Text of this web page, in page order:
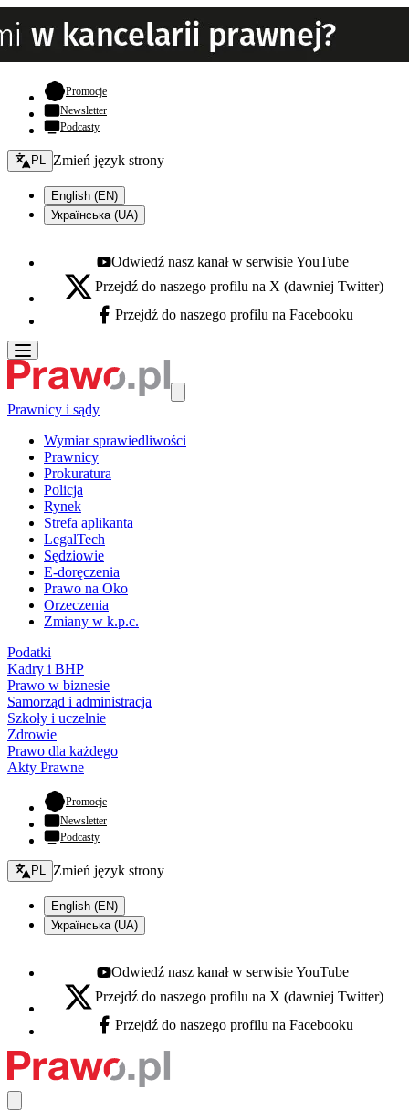
Promocje- otwiera się w nowej karcie
Newsletter
Podcasty
Zmień język - bieżący:
PL Zmień język strony
English (EN)
Українська (UA)
Youtube - otwiera się w nowej karcie
Odwiedź nasz kanał w serwisie YouTube
X - otwiera się w nowej karcie
Przejdź do naszego profilu na X (dawniej Twitter)
Facebook - otwiera się w nowej karcie
Przejdź do naszego profilu na Facebooku
Prawnicy i sądy
Wymiar sprawiedliwości
Prawnicy
Prokuratura
Policja
Rynek
Strefa aplikanta
LegalTech
Sędziowie
E-doręczenia
Prawo na Oko
Orzeczenia
Zmiany w k.p.c.
Podatki
Kadry i BHP
Prawo w biznesie
Samorząd i administracja
Szkoły i uczelnie
Zdrowie
Prawo dla każdego
Akty Prawne
Promocje- otwiera się w nowej karcie
Newsletter
Podcasty
Zmień język - bieżący:
PL Zmień język strony
English (EN)
Українська (UA)
Youtube - otwiera się w nowej karcie
Odwiedź nasz kanał w serwisie YouTube
X - otwiera się w nowej karcie
Przejdź do naszego profilu na X (dawniej Twitter)
Facebook - otwiera się w nowej karcie
Przejdź do naszego profilu na Facebooku